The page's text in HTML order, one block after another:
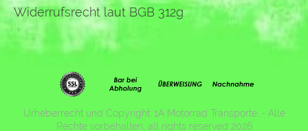
Widerrufsrecht laut BGB 312g
Urheberrecht und Copyright: 1A Motorrad Transporte. - Alle
Rechte vorbehalten, all rights reserved 2026